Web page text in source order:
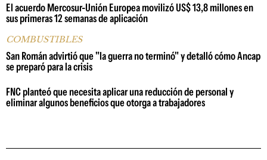
El acuerdo Mercosur-Unión Europea movilizó US$ 13,8 millones en
sus primeras 12 semanas de aplicación
COMBUSTIBLES
San Román advirtió que "la guerra no terminó" y detalló cómo Ancap
se preparó para la crisis
FNC planteó que necesita aplicar una reducción de personal y
eliminar algunos beneficios que otorga a trabajadores